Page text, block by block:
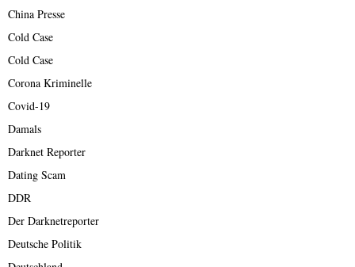
China Presse
Cold Case
Cold Case
Corona Kriminelle
Covid-19
Damals
Darknet Reporter
Dating Scam
DDR
Der Darknetreporter
Deutsche Politik